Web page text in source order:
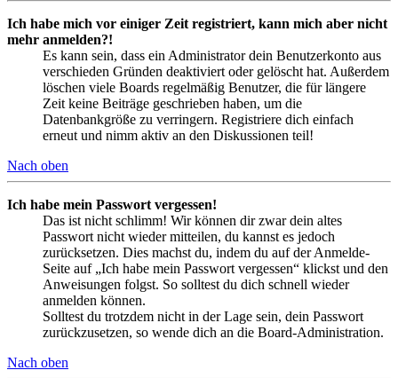
Ich habe mich vor einiger Zeit registriert, kann mich aber nicht
mehr anmelden?!
Es kann sein, dass ein Administrator dein Benutzerkonto aus
verschieden Gründen deaktiviert oder gelöscht hat. Außerdem
löschen viele Boards regelmäßig Benutzer, die für längere
Zeit keine Beiträge geschrieben haben, um die
Datenbankgröße zu verringern. Registriere dich einfach
erneut und nimm aktiv an den Diskussionen teil!
Nach oben
Ich habe mein Passwort vergessen!
Das ist nicht schlimm! Wir können dir zwar dein altes
Passwort nicht wieder mitteilen, du kannst es jedoch
zurücksetzen. Dies machst du, indem du auf der Anmelde-
Seite auf „Ich habe mein Passwort vergessen“ klickst und den
Anweisungen folgst. So solltest du dich schnell wieder
anmelden können.
Solltest du trotzdem nicht in der Lage sein, dein Passwort
zurückzusetzen, so wende dich an die Board-Administration.
Nach oben